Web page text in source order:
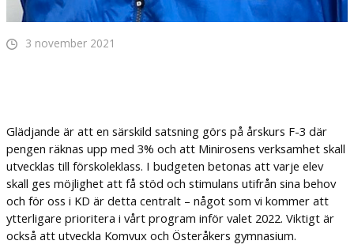
3 november 2021
Glädjande är att en särskild satsning görs på årskurs F-3 där
pengen räknas upp med 3% och att Minirosens verksamhet skall
utvecklas till förskoleklass. I budgeten betonas att varje elev
skall ges möjlighet att få stöd och stimulans utifrån sina behov
och för oss i KD är detta centralt – något som vi kommer att
ytterligare prioritera i vårt program inför valet 2022. Viktigt är
också att utveckla Komvux och Österåkers gymnasium.